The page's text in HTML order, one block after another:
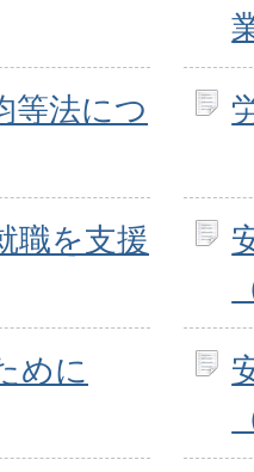
等法につ
職を支援
めに